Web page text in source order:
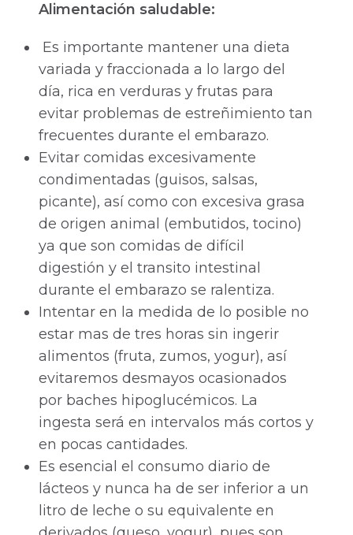
Alimentación saludable:
Es importante mantener una dieta
variada y fraccionada a lo largo del
día, rica en verduras y frutas para
evitar problemas de estreñimiento tan
frecuentes durante el embarazo.
Evitar comidas excesivamente
condimentadas (guisos, salsas,
picante), así como con excesiva grasa
de origen animal (embutidos, tocino)
ya que son comidas de difícil
digestión y el transito intestinal
durante el embarazo se ralentiza.
Intentar en la medida de lo posible no
estar mas de tres horas sin ingerir
alimentos (fruta, zumos, yogur), así
evitaremos desmayos ocasionados
por baches hipoglucémicos. La
ingesta será en intervalos más cortos y
en pocas cantidades.
Es esencial el consumo diario de
lácteos y nunca ha de ser inferior a un
litro de leche o su equivalente en